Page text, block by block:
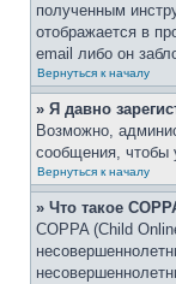
полученным
отображается в
email либо он
Вернуться к началу
» Я давно
Возможно,
сообщения, чтобы
Вернуться к началу
» Что такое
COPPA (Child